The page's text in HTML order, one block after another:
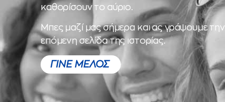
καθορίσουν το αύριο.
Μπες μαζί μας σήμερα και ας γράψουμε την
επόμενη σελίδα της ιστορίας.
ΓΙΝΕ ΜΕΛΟΣ